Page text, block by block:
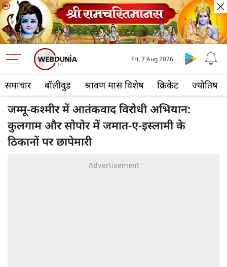
समाचार बॉलीवुड श्रावण मास विशेष क्रिकेट ज्योतिष
Fri, 7 Aug 2026
जम्मू-कश्मीर में आतंकवाद विरोधी अभियान:
कुलगाम और सोपोर में जमात-ए-इस्लामी के
ठिकानों पर छापेमारी